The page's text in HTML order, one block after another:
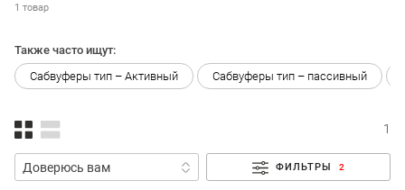
1 товар
Также часто ищут:
Сабвуферы тип – Активный
Сабвуферы тип – пассивный
1
ФИЛЬТРЫ 2